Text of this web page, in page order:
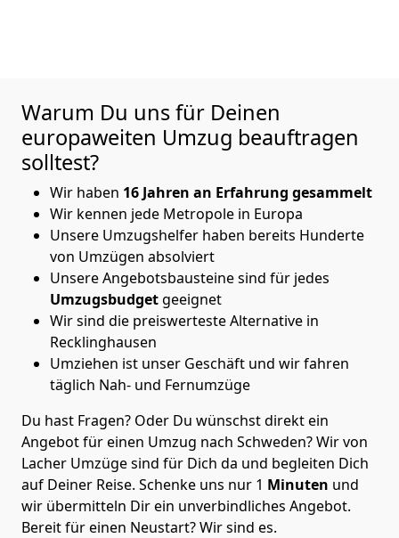
Warum Du uns für Deinen
europaweiten Umzug beauftragen
solltest?
Wir haben 16 Jahren an Erfahrung gesammelt
Wir kennen jede Metropole in Europa
Unsere Umzugshelfer haben bereits Hunderte
von Umzügen absolviert
Unsere Angebotsbausteine sind für jedes
Umzugsbudgetgeeignet
Wir sind die preiswerteste Alternative in
Recklinghausen
Umziehen ist unser Geschäft und wir fahren
täglich Nah- und Fernumzüge
Du hast Fragen? Oder Du wünschst direkt ein
Angebot für einen Umzug nach Schweden? Wir von
Lacher Umzügesind für Dich da und begleiten Dich
auf Deiner Reise. Schenke uns nur 1 Minuten und
wir übermitteln Dir ein unverbindliches Angebot.
Bereit für einen Neustart? Wir sind es.